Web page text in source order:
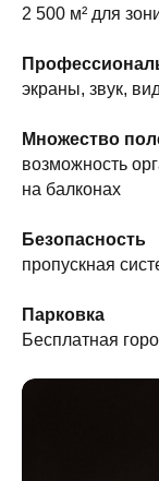
2 500 м² для
экраны, звук,
Множество
возможность
на балконах
Безопасность
пропускная
Парковка
Бесплатная